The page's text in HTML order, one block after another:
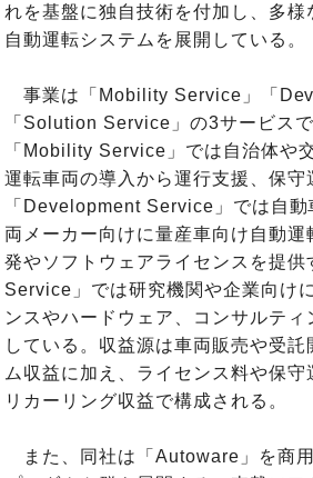
れを基盤に独自技術を付加し、多様
自動運転システムを展開している。
事業は「Mobility Service」「
「Solution Service」の3サービスで
「Mobility Service」では自治体や
運転車両の導入から運行支援、保守
「Development Service」では自
両メーカー向けに量産車向け自動運
発やソフトウェアライセンスを提
Service」では研究機関や企業向け
ンスやハードウェア、コンサルティ
している。収益源は車両販売や受託
ム収益に加え、ライセンス料や保
リカーリング収益で構成される。
また、同社は「Autoware」を商